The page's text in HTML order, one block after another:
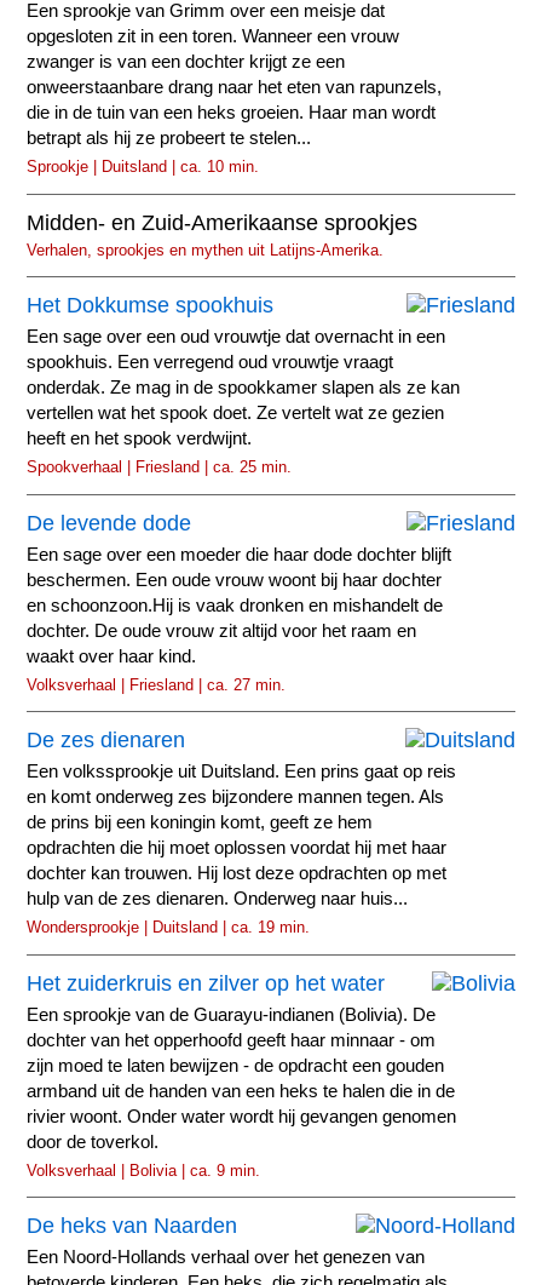
Een sprookje van Grimm over een meisje dat
opgesloten zit in een toren. Wanneer een vrouw
zwanger is van een dochter krijgt ze een
onweerstaanbare drang naar het eten van rapunzels,
die in de tuin van een heks groeien. Haar man wordt
betrapt als hij ze probeert te stelen...
Sprookje | Duitsland | ca. 10 min.
Midden- en Zuid-Amerikaanse sprookjes
Verhalen, sprookjes en mythen uit Latijns-Amerika.
Het Dokkumse spookhuis
Een sage over een oud vrouwtje dat overnacht in een
spookhuis. Een verregend oud vrouwtje vraagt
onderdak. Ze mag in de spookkamer slapen als ze kan
vertellen wat het spook doet. Ze vertelt wat ze gezien
heeft en het spook verdwijnt.
Spookverhaal | Friesland | ca. 25 min.
De levende dode
Een sage over een moeder die haar dode dochter blijft
beschermen. Een oude vrouw woont bij haar dochter
en schoonzoon.Hij is vaak dronken en mishandelt de
dochter. De oude vrouw zit altijd voor het raam en
waakt over haar kind.
Volksverhaal | Friesland | ca. 27 min.
De zes dienaren
Een volkssprookje uit Duitsland. Een prins gaat op reis
en komt onderweg zes bijzondere mannen tegen. Als
de prins bij een koningin komt, geeft ze hem
opdrachten die hij moet oplossen voordat hij met haar
dochter kan trouwen. Hij lost deze opdrachten op met
hulp van de zes dienaren. Onderweg naar huis...
Wondersprookje | Duitsland | ca. 19 min.
Het zuiderkruis en zilver op het water
Een sprookje van de Guarayu-indianen (Bolivia). De
dochter van het opperhoofd geeft haar minnaar - om
zijn moed te laten bewijzen - de opdracht een gouden
armband uit de handen van een heks te halen die in de
rivier woont. Onder water wordt hij gevangen genomen
door de toverkol.
Volksverhaal | Bolivia | ca. 9 min.
De heks van Naarden
Een Noord-Hollands verhaal over het genezen van